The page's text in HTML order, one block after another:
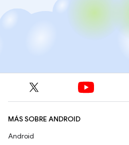
MÁS SOBRE ANDROID
Android